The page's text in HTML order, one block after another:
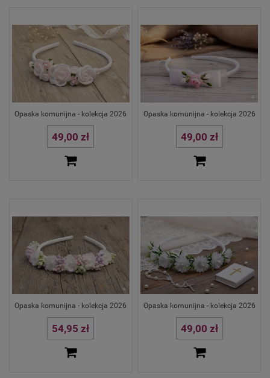
Opaska komunijna - kolekcja 2026
49,00 zł
Opaska komunijna - kolekcja 2026
49,00 zł
Opaska komunijna - kolekcja 2026
54,95 zł
Opaska komunijna - kolekcja 2026
49,00 zł